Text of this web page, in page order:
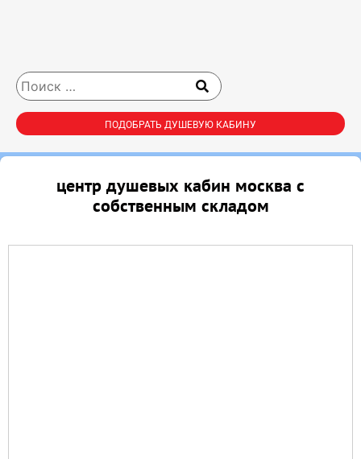
ПОДОБРАТЬ ДУШЕВУЮ КАБИНУ
центр душевых кабин москва с
собственным складом